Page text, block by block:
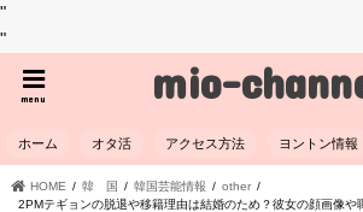
"
"
mio-
menu
ホーム オタ活 アクセス方法 ヨントン情報
HOME 韓 国 韓国芸能情報
other
2PMテギョンの脱退や移籍理由は結婚のため？彼女の顔画像や